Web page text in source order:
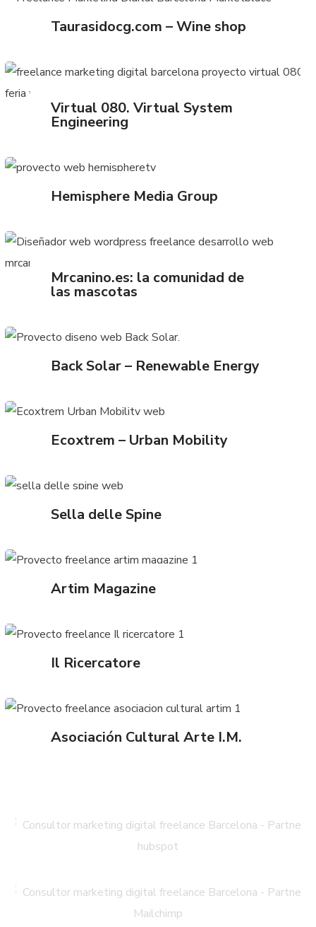
Taurasidocg.com – Wine shop
Virtual 080. Virtual System
Engineering
Hemisphere Media Group
Mrcanino.es: la comunidad de
las mascotas
Back Solar – Renewable Energy
Ecoxtrem – Urban Mobility
Sella delle Spine
Artim Magazine
Il Ricercatore
Asociación Cultural Arte I.M.